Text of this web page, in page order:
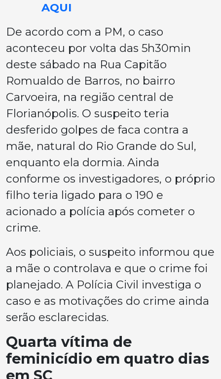
AQUI
De acordo com a PM, o caso
aconteceu por volta das 5h30min
deste sábado na Rua Capitão
Romualdo de Barros, no bairro
Carvoeira, na região central de
Florianópolis. O suspeito teria
desferido golpes de faca contra a
mãe, natural do Rio Grande do Sul,
enquanto ela dormia. Ainda
conforme os investigadores, o próprio
filho teria ligado para o 190 e
acionado a polícia após cometer o
crime.
Aos policiais, o suspeito informou que
a mãe o controlava e que o crime foi
planejado. A Polícia Civil investiga o
caso e as motivações do crime ainda
serão esclarecidas.
Quarta vítima de
feminicídio em quatro dias
em SC